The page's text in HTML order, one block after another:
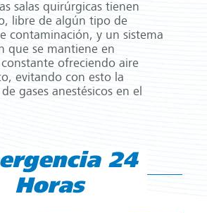
salas quirúrgicas tienen
libre de algún tipo de
contaminación, y un sistema
que se mantiene en
ofreciendo aire
evitando con esto la
gases anestésicos en el
24
Horas